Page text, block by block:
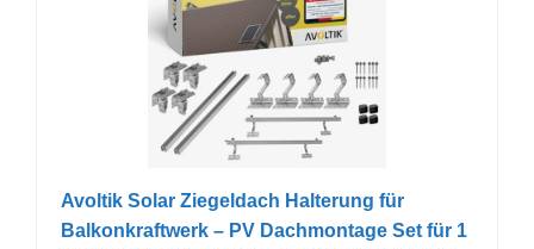
Avoltik Solar Ziegeldach Halterung für
Balkonkraftwerk – PV Dachmontage Set für 1